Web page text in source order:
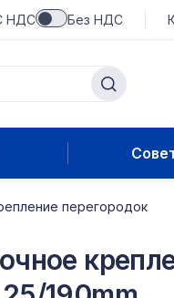
НДС Без НДС
перегородок